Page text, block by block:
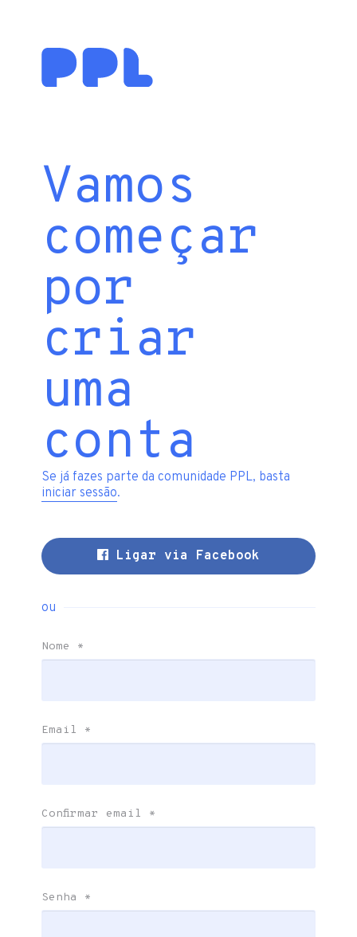
Vamos
começar
por
criar
uma
conta
Se já fazes parte da comunidade PPL, basta
iniciar sessão.
Ligar via Facebook
ou
Nome *
Email *
Confirmar email *
Senha *